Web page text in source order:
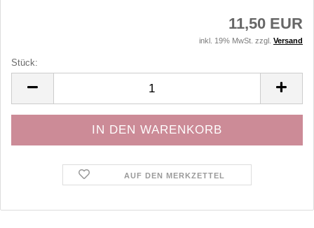
11,50 EUR
inkl. 19% MwSt. zzgl. Versand
Stück:
AUF DEN MERKZETTEL